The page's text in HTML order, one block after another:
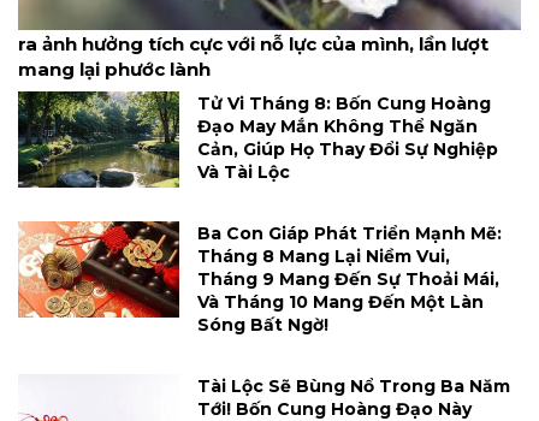
Tháng 8 May mắn đến rồi! Cả 4 con giáp đều đã tạo
ra ảnh hưởng tích cực với nỗ lực của mình, lần lượt
mang lại phước lành
Tử Vi Tháng 8: Bốn Cung Hoàng
Đạo May Mắn Không Thể Ngăn
Cản, Giúp Họ Thay Đổi Sự Nghiệp
Và Tài Lộc
Ba Con Giáp Phát Triển Mạnh Mẽ:
Tháng 8 Mang Lại Niềm Vui,
Tháng 9 Mang Đến Sự Thoải Mái,
Và Tháng 10 Mang Đến Một Làn
Sóng Bất Ngờ!
Tài Lộc Sẽ Bùng Nổ Trong Ba Năm
Tới! Bốn Cung Hoàng Đạo Này